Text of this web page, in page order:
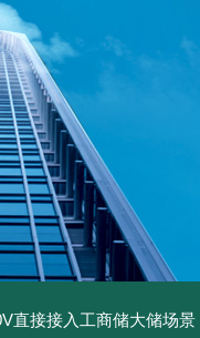
直接接入工商储大储场景